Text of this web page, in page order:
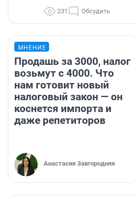
231 Обсудить
МНЕНИЕ
Продашь за 3000, налог
возьмут с 4000. Что
нам готовит новый
налоговый закон — он
коснется импорта и
даже репетиторов
Анастасия Завгородняя